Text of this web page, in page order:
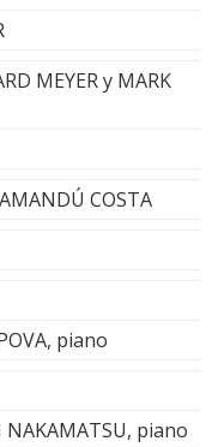
MEYER y MARK
COSTA
piano
piano